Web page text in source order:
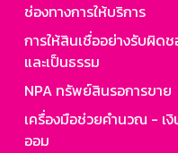
ช่องทางการให้บริการ
การให้สินเชื่ออย่างรับผิด
และเป็นธรรม
NPA ทรัพย์สินรอการขาย
เครื่องมือช่วยคำนวณ - เงิ
ออม